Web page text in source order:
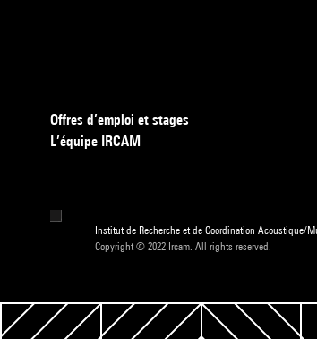
Offres d’emploi et stages
L’équipe IRCAM
Institut de Recherche et de Coordination Acoustique/
Copyright © 2022 Ircam. All rights reserved.